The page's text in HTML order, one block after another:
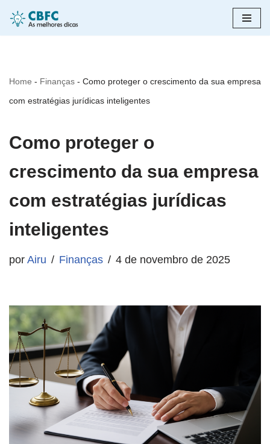
Pular
Home - Finanças - Como proteger o crescimento da sua empresa
com estratégias jurídicas inteligentes
Como proteger o
crescimento da sua empresa
com estratégias jurídicas
inteligentes
por Airu Finanças 4 de novembro de 2025